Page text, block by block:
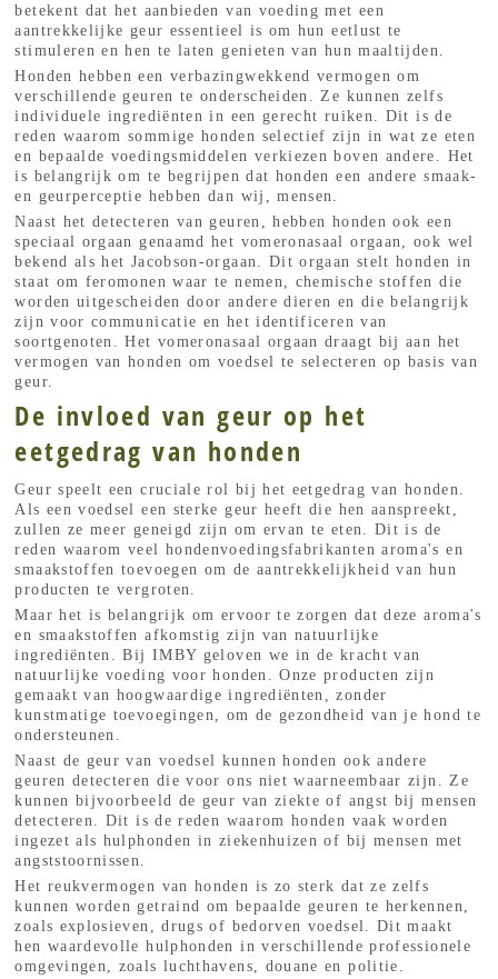
betekent dat het aanbieden van voeding met een
aantrekkelijke geur essentieel is om hun eetlust te
stimuleren en hen te laten genieten van hun maaltijden.
Honden hebben een verbazingwekkend vermogen om
verschillende geuren te onderscheiden. Ze kunnen zelfs
individuele ingrediënten in een gerecht ruiken. Dit is de
reden waarom sommige honden selectief zijn in wat ze eten
en bepaalde voedingsmiddelen verkiezen boven andere. Het
is belangrijk om te begrijpen dat honden een andere smaak-
en geurperceptie hebben dan wij, mensen.
Naast het detecteren van geuren, hebben honden ook een
speciaal orgaan genaamd het vomeronasaal orgaan, ook wel
bekend als het Jacobson-orgaan. Dit orgaan stelt honden in
staat om feromonen waar te nemen, chemische stoffen die
worden uitgescheiden door andere dieren en die belangrijk
zijn voor communicatie en het identificeren van
soortgenoten. Het vomeronasaal orgaan draagt bij aan het
vermogen van honden om voedsel te selecteren op basis van
geur.
De invloed van geur op het
eetgedrag van honden
Geur speelt een cruciale rol bij het eetgedrag van honden.
Als een voedsel een sterke geur heeft die hen aanspreekt,
zullen ze meer geneigd zijn om ervan te eten. Dit is de
reden waarom veel hondenvoedingsfabrikanten aroma's en
smaakstoffen toevoegen om de aantrekkelijkheid van hun
producten te vergroten.
Maar het is belangrijk om ervoor te zorgen dat deze aroma's
en smaakstoffen afkomstig zijn van natuurlijke
ingrediënten. Bij IMBY geloven we in de kracht van
natuurlijke voeding voor honden. Onze producten zijn
gemaakt van hoogwaardige ingrediënten, zonder
kunstmatige toevoegingen, om de gezondheid van je hond te
ondersteunen.
Naast de geur van voedsel kunnen honden ook andere
geuren detecteren die voor ons niet waarneembaar zijn. Ze
kunnen bijvoorbeeld de geur van ziekte of angst bij mensen
detecteren. Dit is de reden waarom honden vaak worden
ingezet als hulphonden in ziekenhuizen of bij mensen met
angststoornissen.
Het reukvermogen van honden is zo sterk dat ze zelfs
kunnen worden getraind om bepaalde geuren te herkennen,
zoals explosieven, drugs of bedorven voedsel. Dit maakt
hen waardevolle hulphonden in verschillende professionele
omgevingen, zoals luchthavens, douane en politie.